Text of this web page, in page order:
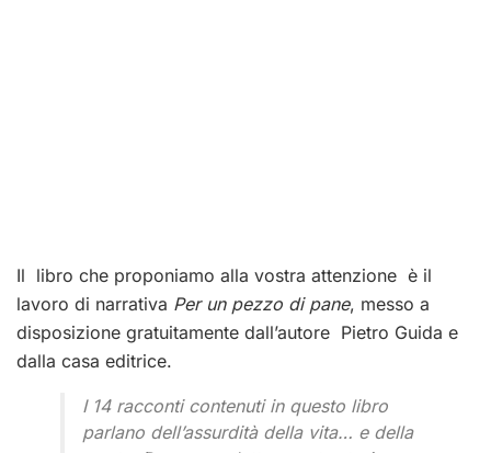
Il libro che proponiamo alla vostra attenzione è il
lavoro di narrativa Per un pezzo di pane, messo a
disposizione gratuitamente dall’autore Pietro Guida e
dalla casa editrice.
I 14 racconti contenuti in questo libro
parlano dell’assurdità della vita… e della